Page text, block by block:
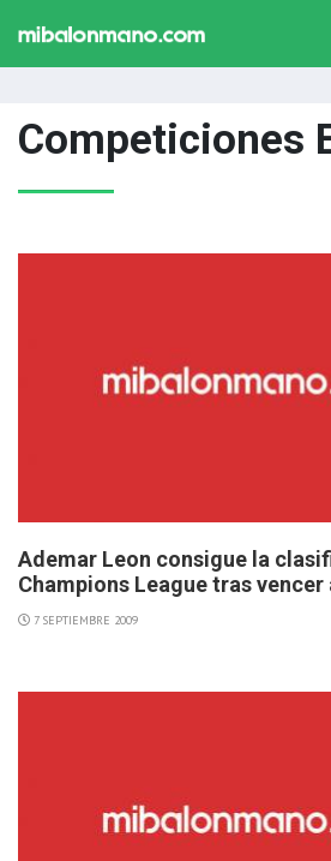
Competiciones
Ademar Leon consigue la
Champions League tras vencer
7 SEPTIEMBRE 2009